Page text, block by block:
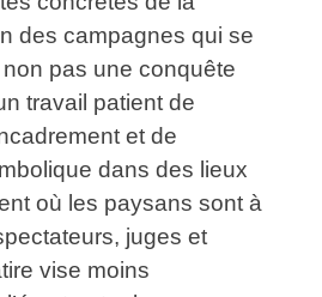
des campagnes qui se
pas une conquête
travail patient de
et de
dans des lieux
où les paysans sont à
juges et
vise moins